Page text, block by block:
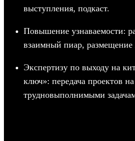
выступления, подкаст.
Повышение узнаваемости:
взаимный пиар, размещение
Экспертизу по выходу на
ключ»: передача проектов
трудновыполнимыми